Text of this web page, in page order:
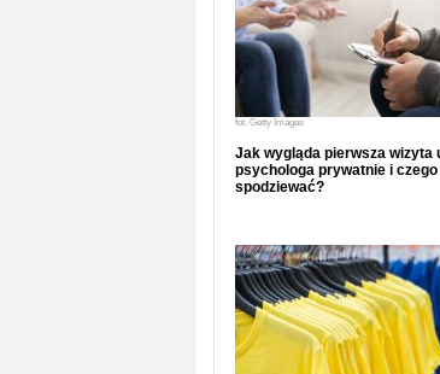
fot. Getty Images
Jak wygląda pierwsza wizyta
psychologa prywatnie i czego
spodziewać?